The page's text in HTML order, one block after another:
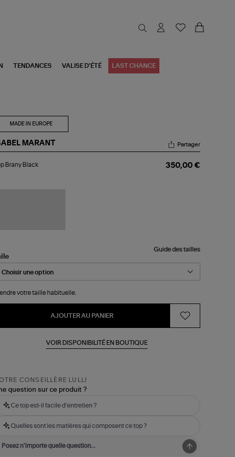
TENDANCES VALISE D'ÉTÉ LAST CHANCE
MADE IN EUROPE
MARANT Partager
Brany Black 350,00 €
Guide des tailles
votre taille habituelle.
AJOUTER AU PANIER
VOIR DISPONIBILITÉ EN BOUTIQUE
CONSEILLÈRE LULLI
question sur ce produit ?
Ce top est-il facile d'entretien ?
Quelles sont les matières qui composent ce top ?